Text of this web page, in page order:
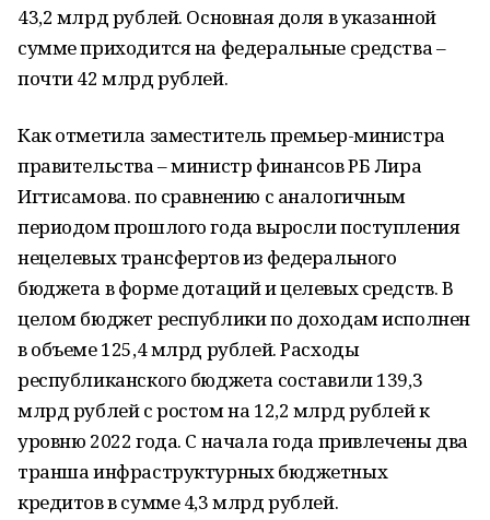
43,2 млрд рублей. Основная доля в указанной
сумме приходится на федеральные средства –
почти 42 млрд рублей.
Как отметила заместитель премьер-министра
правительства – министр финансов РБ Лира
Игтисамова. по сравнению с аналогичным
периодом прошлого года выросли поступления
нецелевых трансфертов из федерального
бюджета в форме дотаций и целевых средств. В
целом бюджет республики по доходам исполнен
в объеме 125,4 млрд рублей. Расходы
республиканского бюджета составили 139,3
млрд рублей с ростом на 12,2 млрд рублей к
уровню 2022 года. С начала года привлечены два
транша инфраструктурных бюджетных
кредитов в сумме 4,3 млрд рублей.